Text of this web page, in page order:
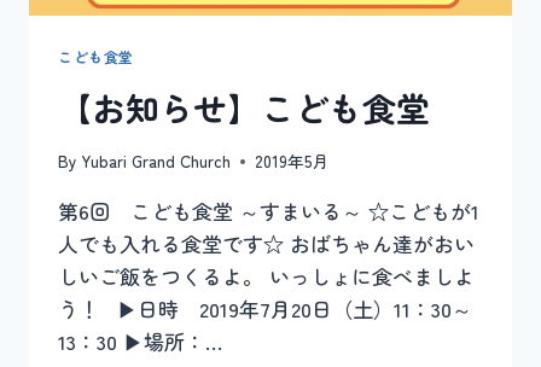
こども食堂
【お知らせ】こども食堂
By Yubari Grand Church 2019年5月
第6回 こども食堂 ～すまいる～ ☆こどもが1
人でも入れる食堂です☆ おばちゃん達がおい
しいご飯をつくるよ。 いっしょに食べましよ
う！ ▶︎日時 2019年7月20日（土）11：30～
13：30 ▶︎場所：…